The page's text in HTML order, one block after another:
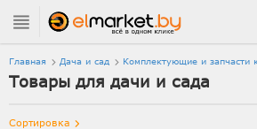
Главная Дача и сад Комплектующие и запчасти
Товары для дачи и сада
Сортировка